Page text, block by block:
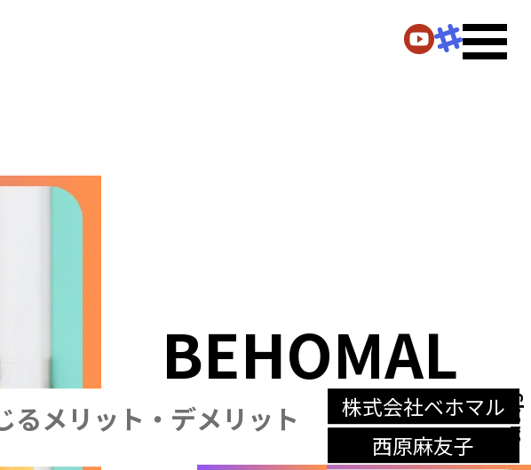
BEHOMAL
株式会社ベホマル
西原麻友子
るメリット・デメリット Share